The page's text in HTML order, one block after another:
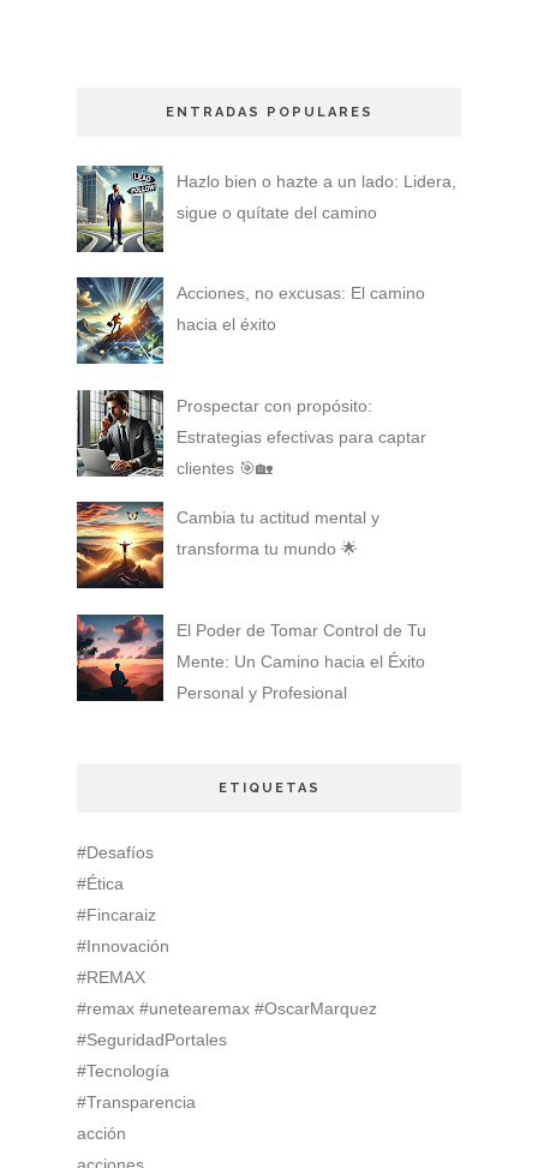
ENTRADAS POPULARES
Hazlo bien o hazte a un lado: Lidera,
sigue o quítate del camino
Acciones, no excusas: El camino
hacia el éxito
Prospectar con propósito:
Estrategias efectivas para captar
clientes 🎯🏡
Cambia tu actitud mental y
transforma tu mundo 🌟
El Poder de Tomar Control de Tu
Mente: Un Camino hacia el Éxito
Personal y Profesional
ETIQUETAS
#Desafíos
#Ética
#Fincaraiz
#Innovación
#REMAX
#remax #unetearemax #OscarMarquez
#SeguridadPortales
#Tecnología
#Transparencia
acción
acciones